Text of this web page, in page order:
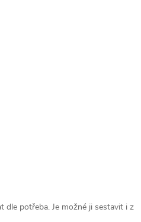
dle potřeba. Je možné ji sestavit i z